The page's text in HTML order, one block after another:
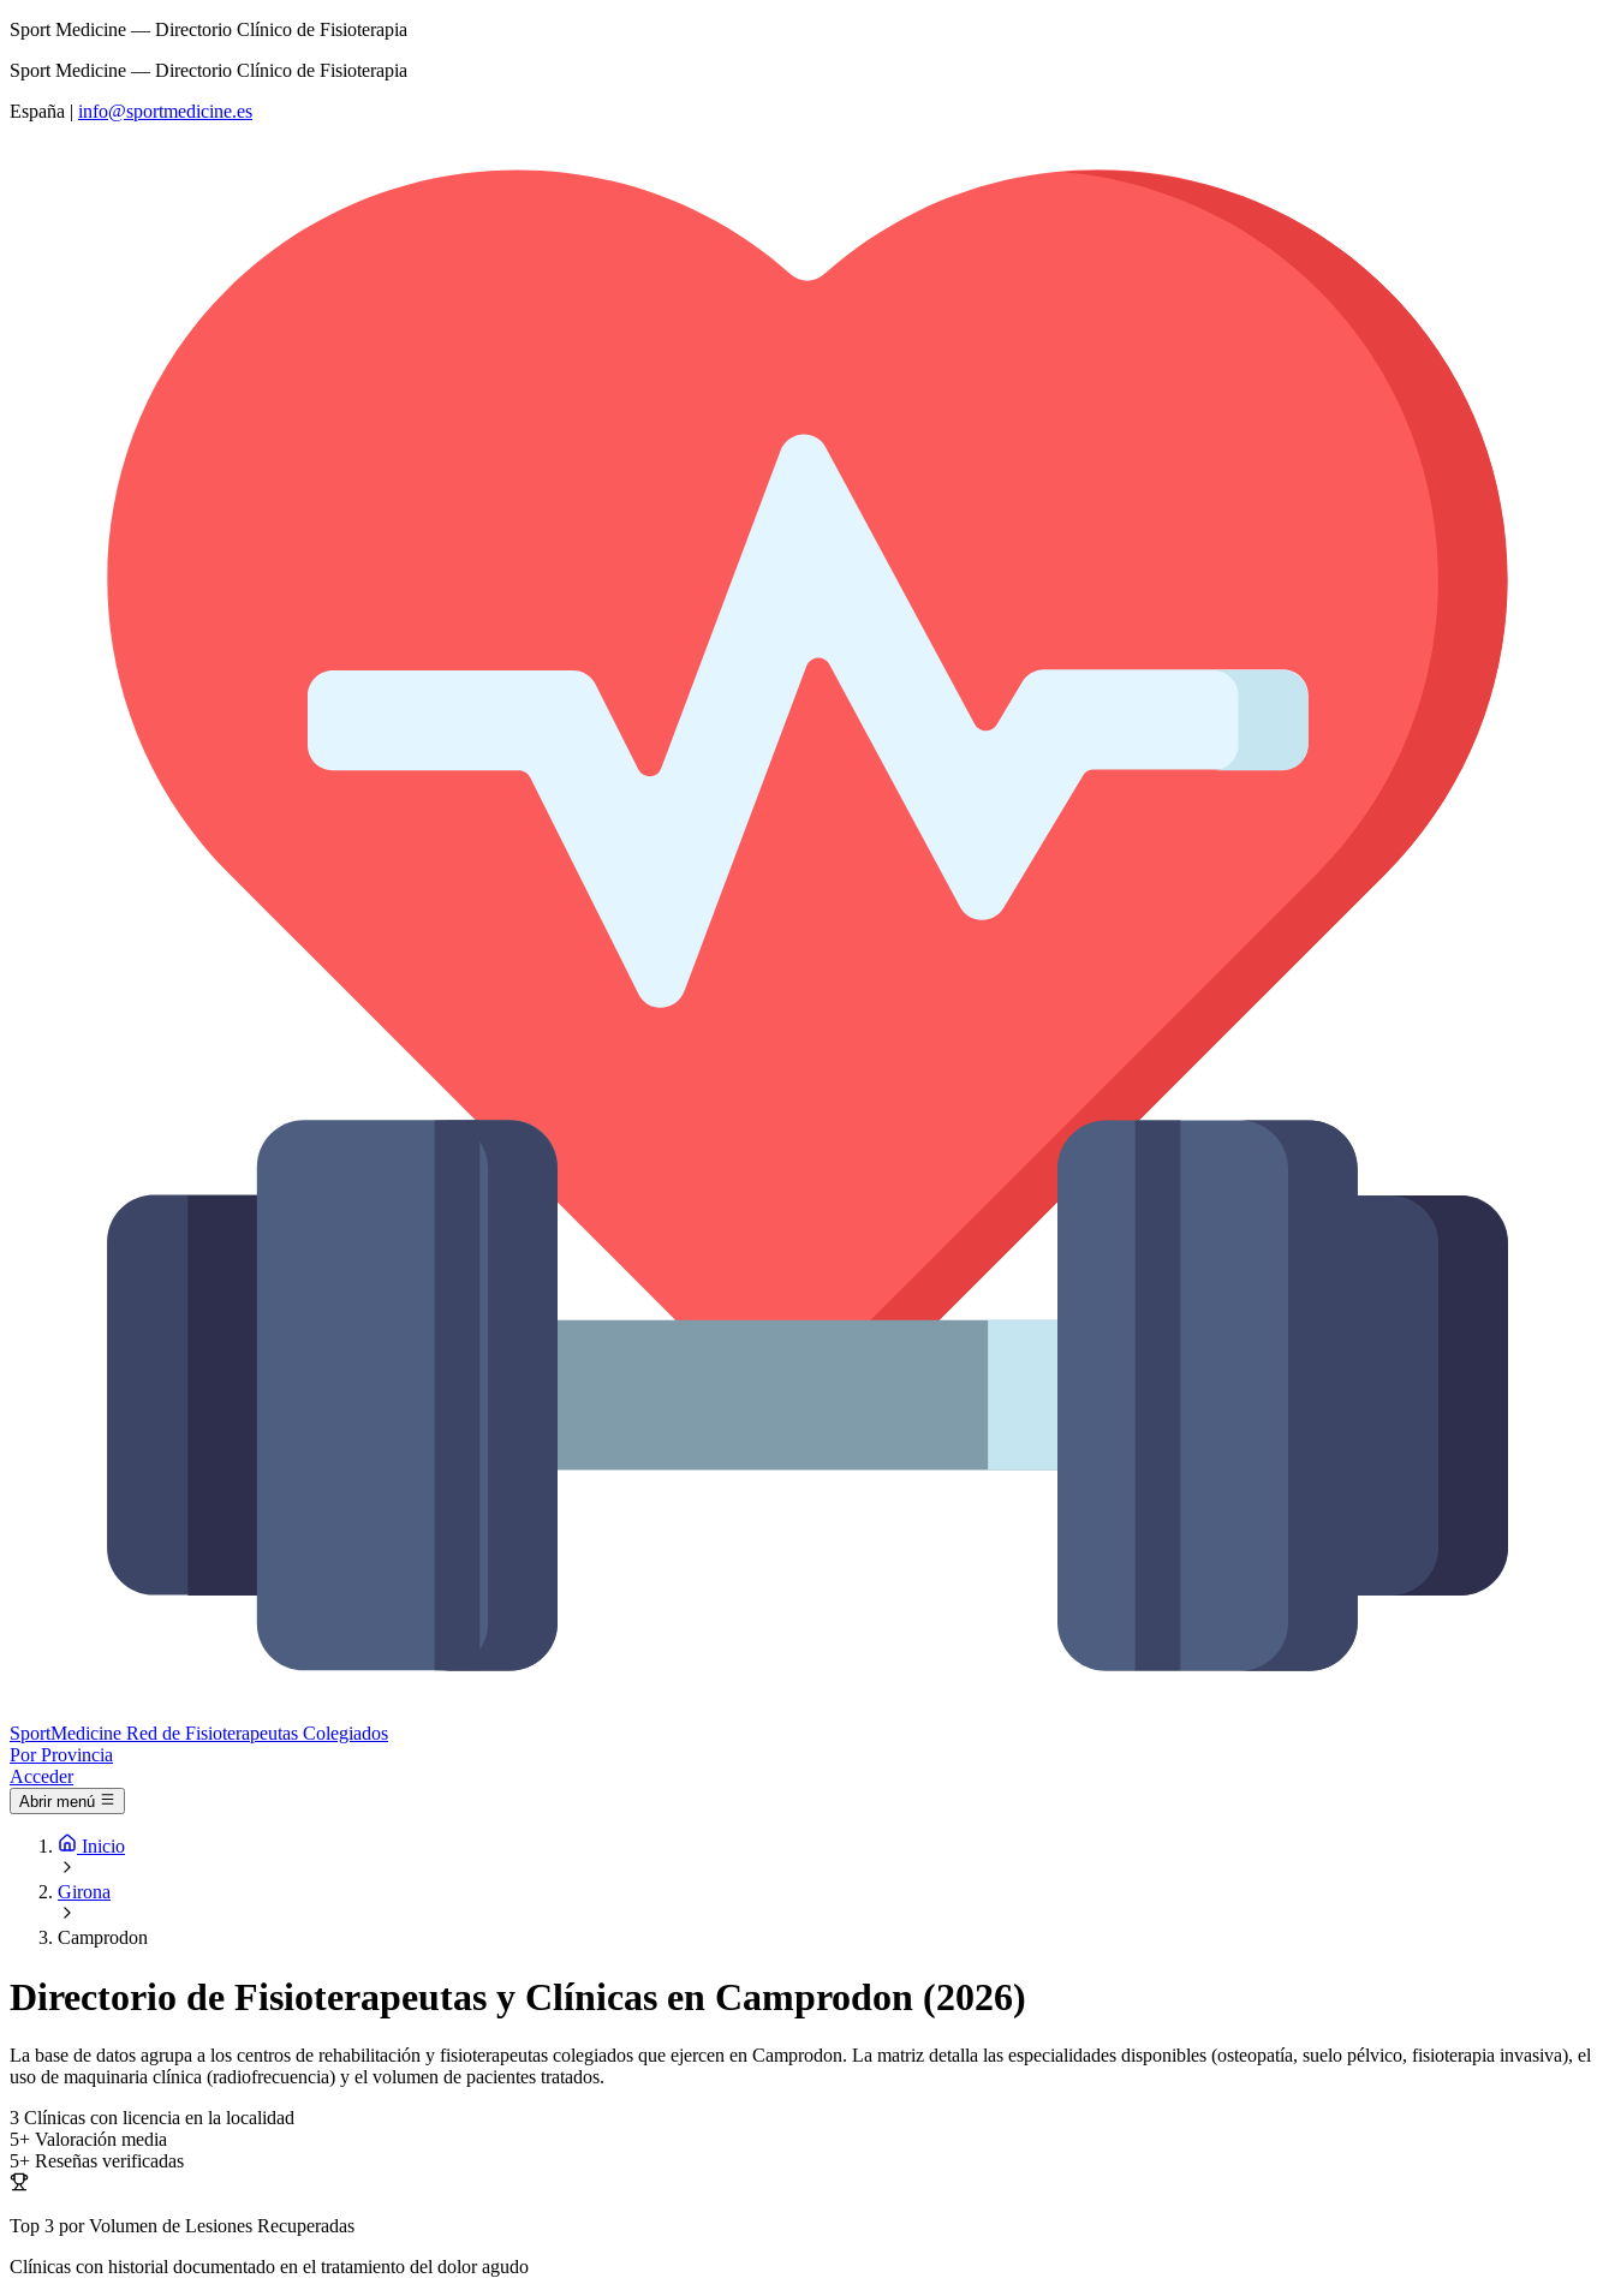
Sport Medicine — Directorio Clínico de Fisioterapia
Sport Medicine — Directorio Clínico de Fisioterapia
España | info@sportmedicine.es
SportMedicine Red de Fisioterapeutas Colegiados
Por Provincia
Acceder
Abrir menú
Inicio
Girona
Camprodon
Directorio de Fisioterapeutas y Clínicas en Camprodon (2026)
La base de datos agrupa a los centros de rehabilitación y fisioterapeutas colegiados que ejercen en Camprodon. La matriz detalla las especialidades disponibles (osteopatía, suelo pélvico, fisioterapia invasiva), el
uso de maquinaria clínica (radiofrecuencia) y el volumen de pacientes tratados.
3 Clínicas con licencia en la localidad
5+ Valoración media
5+ Reseñas verificadas
Top 3 por Volumen de Lesiones Recuperadas
Clínicas con historial documentado en el tratamiento del dolor agudo